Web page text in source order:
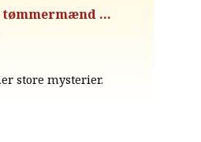
tømmermænd ...
store mysterier.